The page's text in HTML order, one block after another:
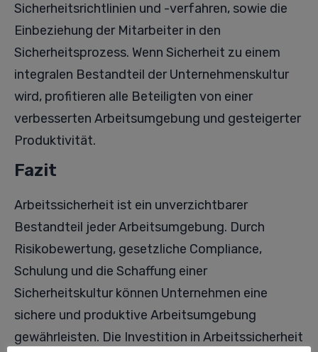
Sicherheitsrichtlinien und -verfahren, sowie die
Einbeziehung der Mitarbeiter in den
Sicherheitsprozess. Wenn Sicherheit zu einem
integralen Bestandteil der Unternehmenskultur
wird, profitieren alle Beteiligten von einer
verbesserten Arbeitsumgebung und gesteigerter
Produktivität.
Fazit
Arbeitssicherheit ist ein unverzichtbarer
Bestandteil jeder Arbeitsumgebung. Durch
Risikobewertung, gesetzliche Compliance,
Schulung und die Schaffung einer
Sicherheitskultur können Unternehmen eine
sichere und produktive Arbeitsumgebung
gewährleisten. Die Investition in Arbeitssicherheit